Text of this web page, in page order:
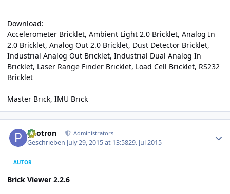
Download:
Accelerometer Bricklet, Ambient Light 2.0 Bricklet, Analog In
2.0 Bricklet, Analog Out 2.0 Bricklet, Dust Detector Bricklet,
Industrial Analog Out Bricklet, Industrial Dual Analog In
Bricklet, Laser Range Finder Bricklet, Load Cell Bricklet, RS232
Bricklet
Master Brick, IMU Brick
photron Administrators
Geschrieben July 29, 2015 at 13:5829. Jul 2015
AUTOR
Brick Viewer 2.2.6